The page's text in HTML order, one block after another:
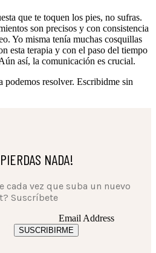
que te toquen los pies, no sufras.
son precisos y con consistencia
Yo misma tenía muchas cosquillas
esta terapia y con el paso del tiempo
así, la comunicación es crucial.
podemos resolver. Escribidme sin
NADA!
cada vez que suba un nuevo
Suscríbete
Email Address
SUSCRIBIRME